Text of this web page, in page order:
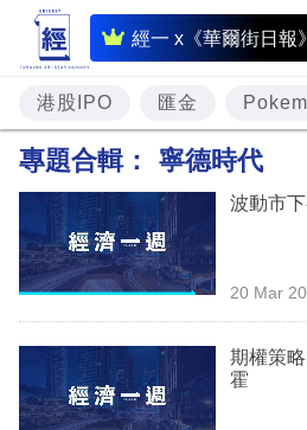
經一 x《華爾街日報》
即
時
財
經
題
投
資
樓
市
港股IPO 匯金
專題合輯： 寧德時代
波動市
20 Mar
期權策
霍